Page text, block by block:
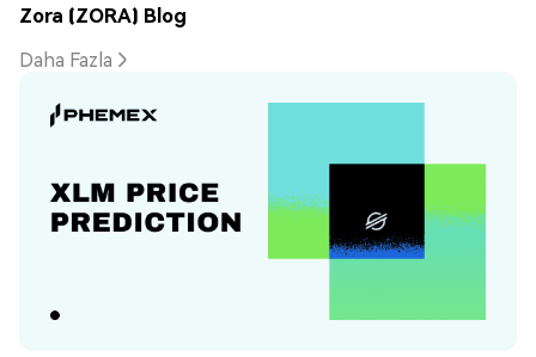
Zora (ZORA) Blog
Daha Fazla